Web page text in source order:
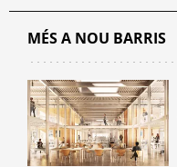
MÉS A NOU BARRIS